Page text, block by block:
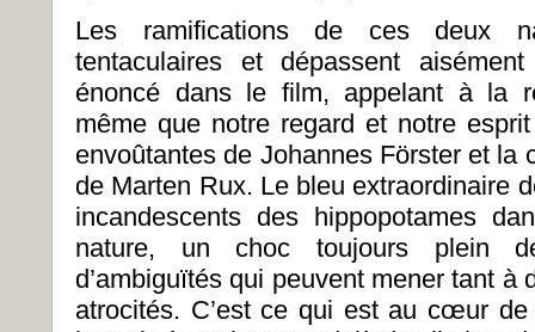
Les ramifications de ces deux
tentaculaires et dépassent
énoncé dans le film, appelant à la
même que notre regard et notre
envoûtantes de Johannes Förster et la
de Marten Rux. Le bleu extraordinaire
incandescents des hippopotames
nature, un choc toujours plein
d’ambiguïtés qui peuvent mener tant à
atrocités. C’est ce qui est au cœur de